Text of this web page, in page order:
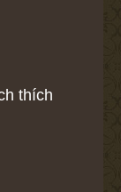
thích